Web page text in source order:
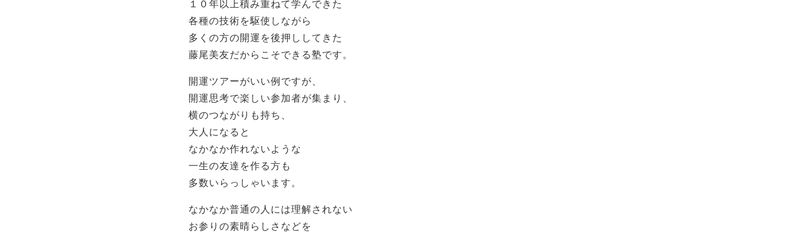
１０年以上積み重ねて学んできた
各種の技術を駆使しながら
多くの方の開運を後押ししてきた
藤尾美友だからこそできる塾です。
開運ツアーがいい例ですが、
開運思考で楽しい参加者が集まり、
横のつながりも持ち、
大人になると
なかなか作れないような
一生の友達を作る方も
多数いらっしゃいます。
なかなか普通の人には理解されない
お参りの素晴らしさなどを